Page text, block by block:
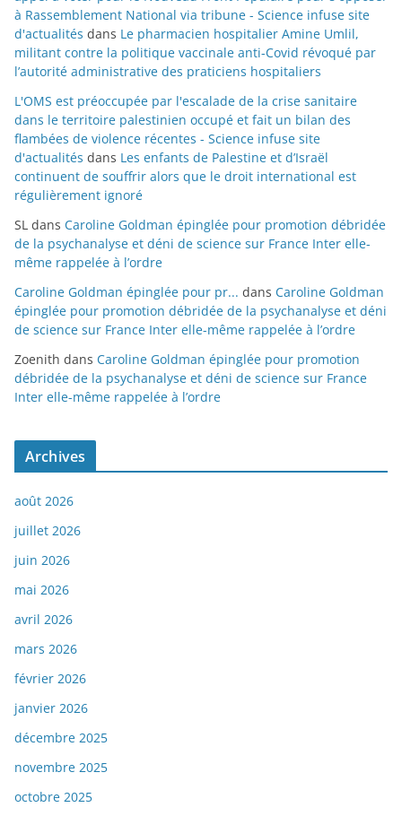
à Rassemblement National via tribune - Science infuse site
d'actualités dans Le pharmacien hospitalier Amine Umlil,
militant contre la politique vaccinale anti-Covid révoqué par
l’autorité administrative des praticiens hospitaliers
L'OMS est préoccupée par l'escalade de la crise sanitaire
dans le territoire palestinien occupé et fait un bilan des
flambées de violence récentes - Science infuse site
d'actualités dans Les enfants de Palestine et d’Israël
continuent de souffrir alors que le droit international est
régulièrement ignoré
SL dans Caroline Goldman épinglée pour promotion débridée
de la psychanalyse et déni de science sur France Inter elle-
même rappelée à l’ordre
Caroline Goldman épinglée pour pr... dans Caroline Goldman
épinglée pour promotion débridée de la psychanalyse et déni
de science sur France Inter elle-même rappelée à l’ordre
Zoenith dans Caroline Goldman épinglée pour promotion
débridée de la psychanalyse et déni de science sur France
Inter elle-même rappelée à l’ordre
Archives
août 2026
juillet 2026
juin 2026
mai 2026
avril 2026
mars 2026
février 2026
janvier 2026
décembre 2025
novembre 2025
octobre 2025